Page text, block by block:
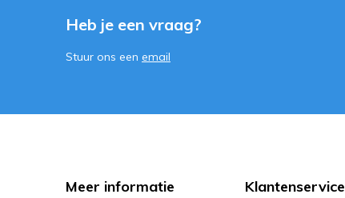
Heb je een vraag?
Stuur ons een email
Meer informatie Klantenservice